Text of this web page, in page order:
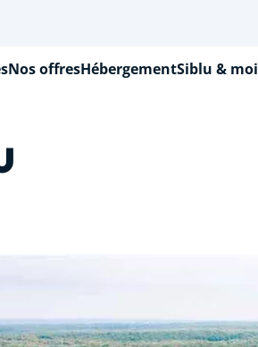
Nos offresHébergementSiblu & moi